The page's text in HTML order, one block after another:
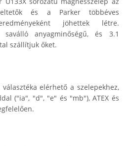
és a Parker többéves
jöhettek létre.
anyagminőségű, és 3.1
szállítjuk őket.
elérhető a szelepekhez,
("ia", "d", "e" és "mb"), ATEX és